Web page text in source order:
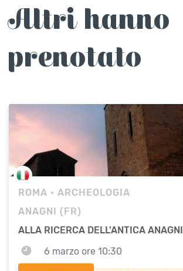
Altri hanno
prenotato
ROMA • ARCHEOLOGIA
ANAGNI (FR)
ALLA RICERCA DELL'ANTICA ANAGNI
6 marzo ore 10:30